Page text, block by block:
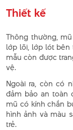
Thiết kế
Thông thường,
lớp lõi, lớp lót bên
mẫu còn được
vệ.
Ngoài ra, còn có
đảm bảo an toàn
mũ có kính chắn
hình ảnh và màu
trẻ.